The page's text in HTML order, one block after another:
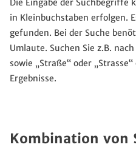
Die Eingabe der Suchbegriffe
in Kleinbuchstaben erfolgen.
gefunden. Bei der Suche
Umlaute. Suchen Sie z.B.
sowie „Straße“ oder
Ergebnisse.
Kombination von